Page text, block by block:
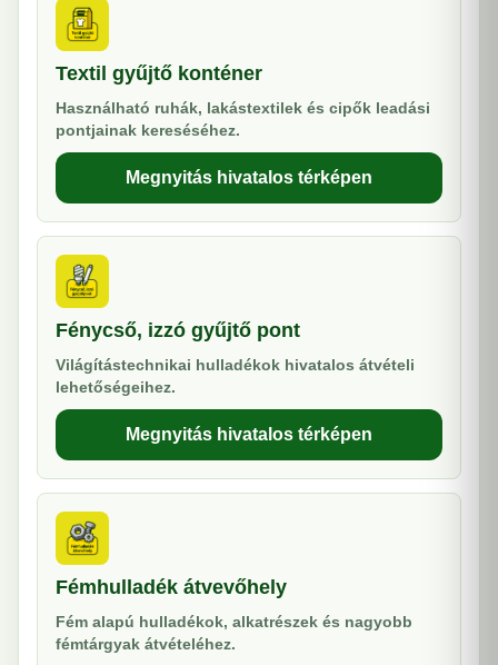
Textil gyűjtő konténer
Használható ruhák, lakástextilek és cipők leadási
pontjainak kereséséhez.
Megnyitás hivatalos térképen
Fénycső, izzó gyűjtő pont
Világítástechnikai hulladékok hivatalos átvételi
lehetőségeihez.
Megnyitás hivatalos térképen
Fémhulladék átvevőhely
Fém alapú hulladékok, alkatrészek és nagyobb
fémtárgyak átvételéhez.